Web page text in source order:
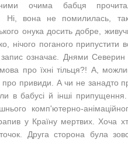
очима бабця
Ні, вона не помилилась,
онука досить добре,
нічого поганого припустити
означає. Днями Северин
про їхні тільця?! А,
про привиди. А чи не занадто
в бабусі й інші
комп'ютерно-
у Країну мертвих. Хоча
Друга сторона була